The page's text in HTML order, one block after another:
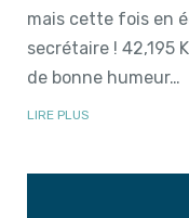
mais cette fois en
secrétaire ! 42,195
de bonne humeur…
LIRE PLUS